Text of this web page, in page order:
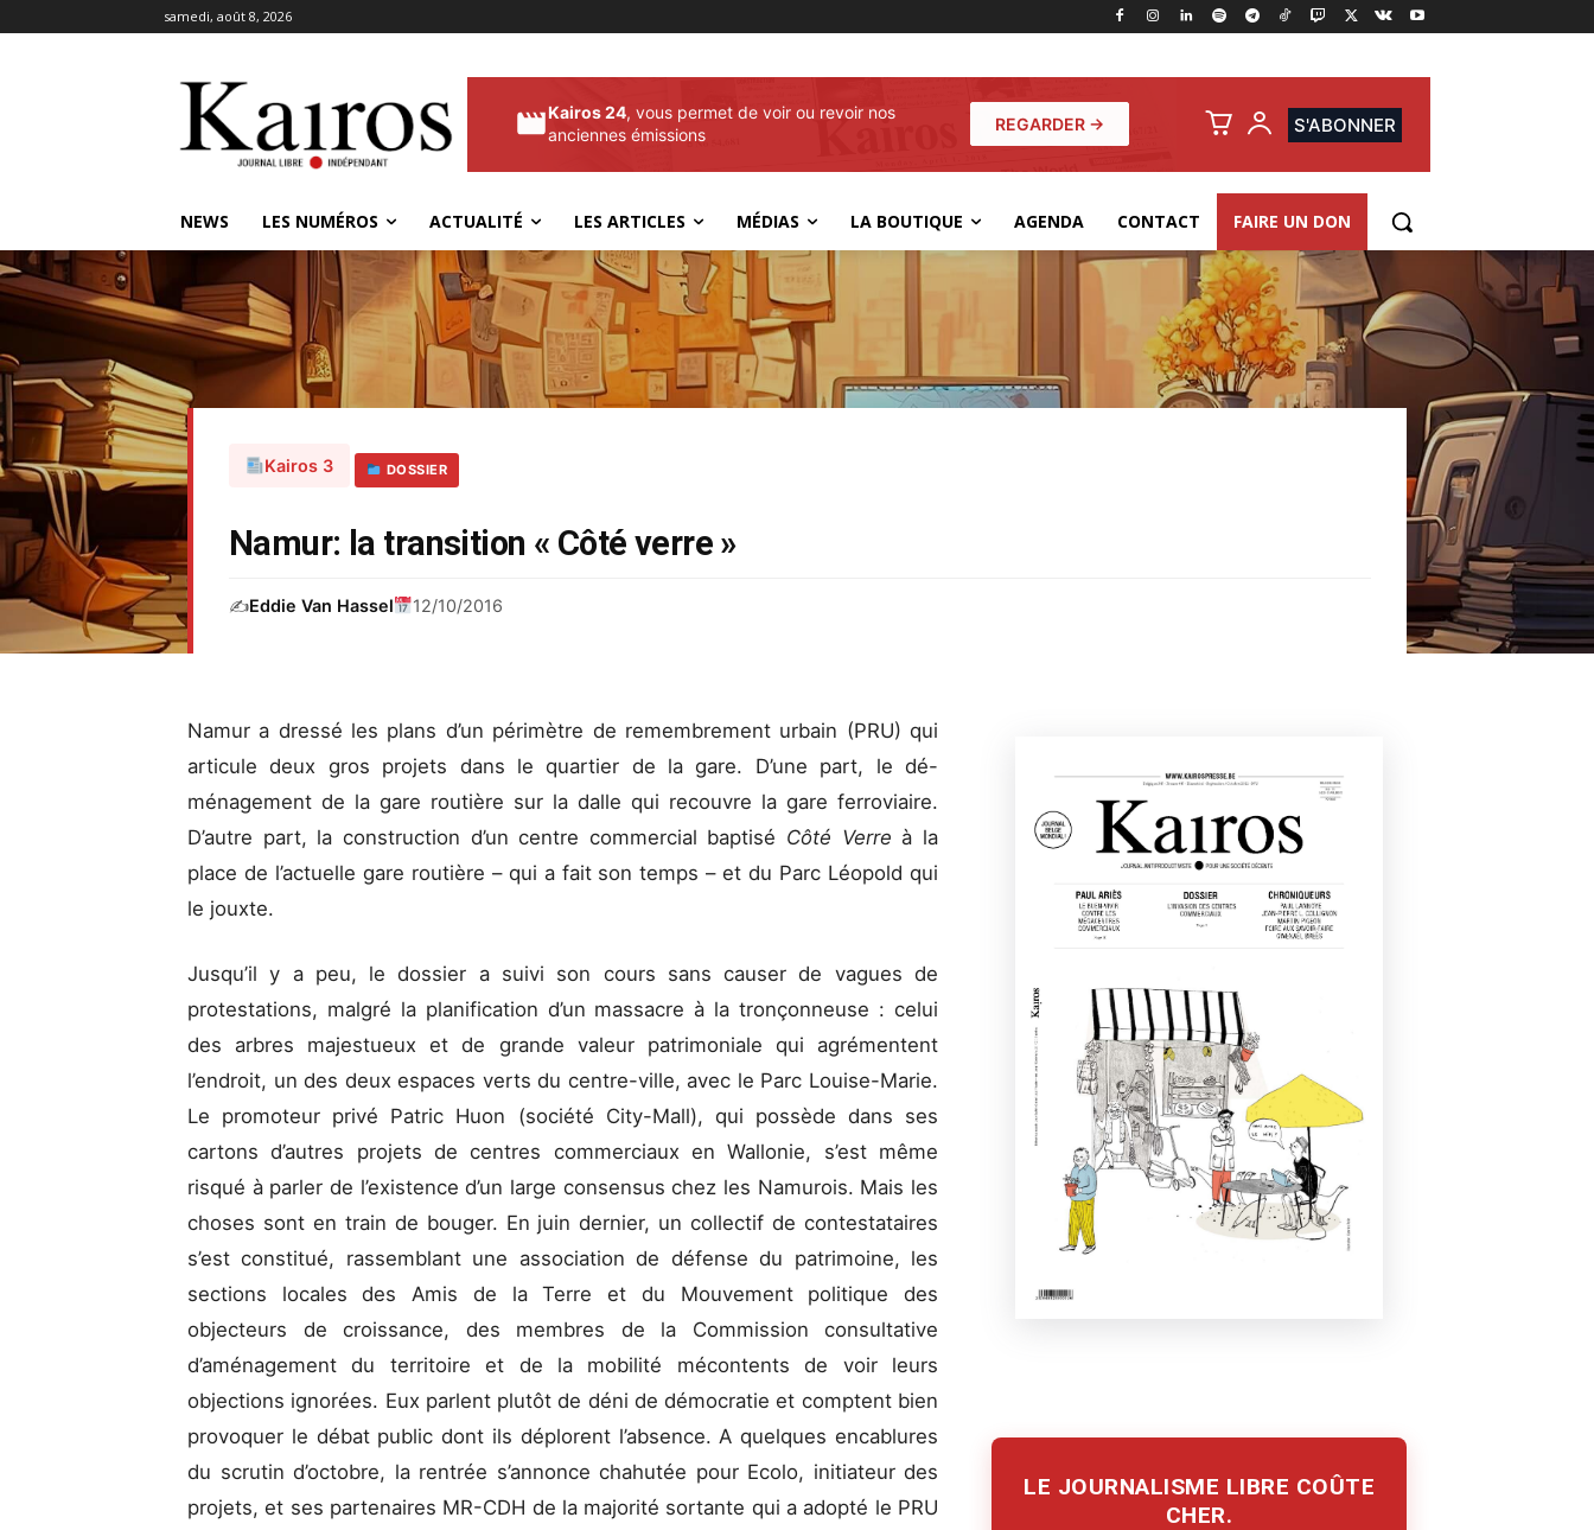
samedi, août 8, 2026
Kairos 24, vous permet de voir ou revoir nos
anciennes émissions
REGARDER → S'ABONNER
NEWS LES NUMÉROS ACTUALITÉ LES ARTICLES MÉDIAS LA BOUTIQUE AGENDA CONTACT FAIRE UN DON
Kairos 3 DOSSIER
Namur: la transition « Côté verre »
✍️Eddie Van Hassel 12/10/2016
Namur a dressé les plans d’un périmètre de remembrement urbain (PRU) qui
articule deux gros projets dans le quartier de la gare. D’une part, le dé-
ménagement de la gare routière sur la dalle qui recouvre la gare ferroviaire.
D’autre part, la construction d’un centre commercial baptisé Côté Verre à la
place de l’actuelle gare routière – qui a fait son temps – et du Parc Léopold qui
le jouxte.
Jusqu’il y a peu, le dossier a suivi son cours sans causer de vagues de
protestations, malgré la planification d’un massacre à la tronçonneuse : celui
des arbres majestueux et de grande valeur patrimoniale qui agrémentent
l’endroit, un des deux espaces verts du centre-ville, avec le Parc Louise-Marie.
Le promoteur privé Patric Huon (société City-Mall), qui possède dans ses
cartons d’autres projets de centres commerciaux en Wallonie, s’est même
risqué à parler de l’existence d’un large consensus chez les Namurois. Mais les
choses sont en train de bouger. En juin dernier, un collectif de contestataires
s’est constitué, rassemblant une association de défense du patrimoine, les
sections locales des Amis de la Terre et du Mouvement politique des
objecteurs de croissance, des membres de la Commission consultative
d’aménagement du territoire et de la mobilité mécontents de voir leurs
objections ignorées. Eux parlent plutôt de déni de démocratie et comptent bien
provoquer le débat public dont ils déplorent l’absence. A quelques encablures
du scrutin d’octobre, la rentrée s’annonce chahutée pour Ecolo, initiateur des
projets, et ses partenaires MR-CDH de la majorité sortante qui a adopté le PRU
LE JOURNALISME LIBRE COÛTE
CHER.